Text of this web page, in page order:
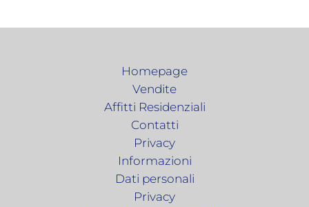
Homepage
Vendite
Affitti Residenziali
Contatti
Privacy
Informazioni
Dati personali
Privacy